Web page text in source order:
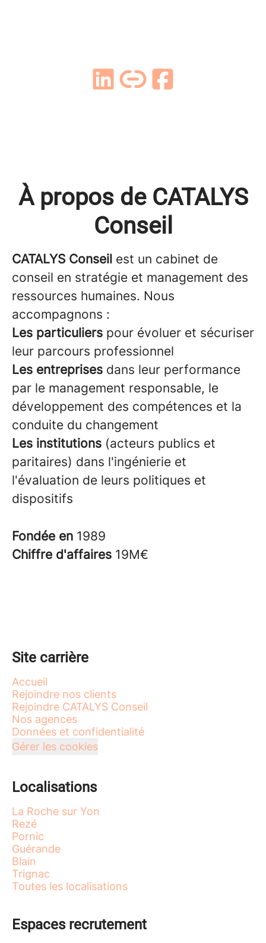
À propos de CATALYS
Conseil
CATALYS Conseil est un cabinet de
conseil en stratégie et management des
ressources humaines. Nous
accompagnons :
Les particuliers pour évoluer et sécuriser
leur parcours professionnel
Les entreprises dans leur performance
par le management responsable, le
développement des compétences et la
conduite du changement
Les institutions (acteurs publics et
paritaires) dans l'ingénierie et
l'évaluation de leurs politiques et
dispositifs
Fondée en 1989
Chiffre d'affaires 19M€
Site carrière
Accueil
Rejoindre nos clients
Rejoindre CATALYS Conseil
Nos agences
Données et confidentialité
Gérer les cookies
Localisations
La Roche sur Yon
Rezé
Pornic
Guérande
Blain
Trignac
Toutes les localisations
Espaces recrutement